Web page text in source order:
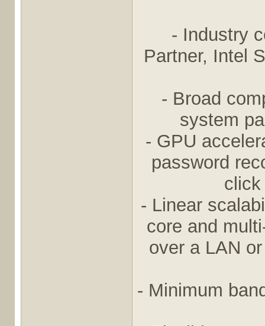
- Industry
Partner, Intel
- Broad
system
- GPU
password
click
- Linear
core and
over a LAN
- Minimum